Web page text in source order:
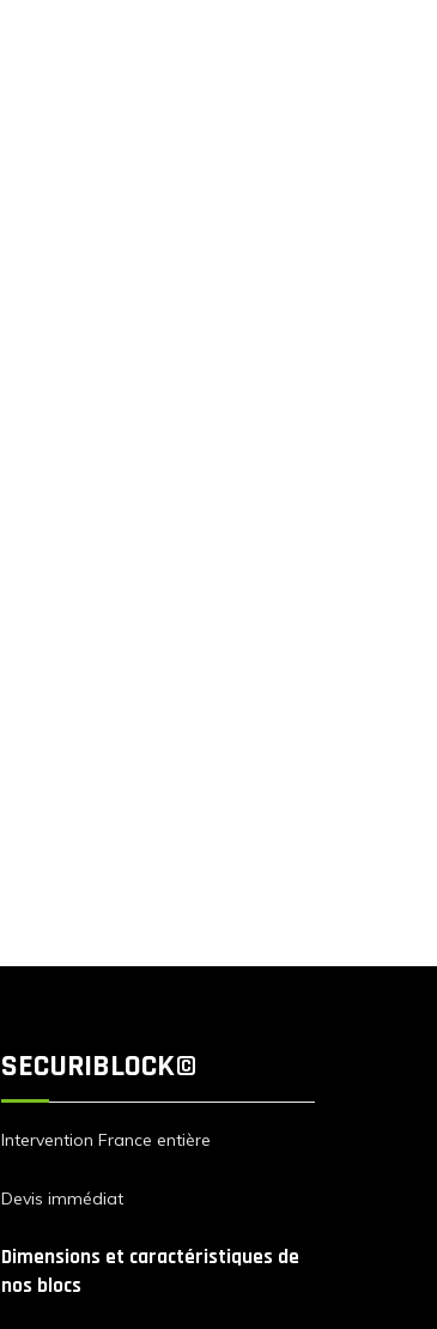
SECURIBLOCK©
Intervention France entière
Devis immédiat
Dimensions et caractéristiques de
nos blocs